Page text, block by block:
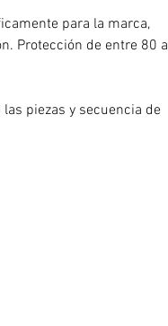
para la marca,
Protección de entre 80 a
piezas y secuencia de